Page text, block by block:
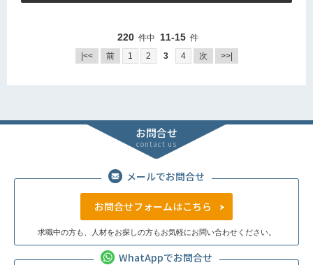
220 件中 11-15 件
|<<
前 1 2 3 4 次 >>|
お問合せ
contact us
メールでお問合せ
お問合せフォームはこちら
求職中の方も、人材をお探しの方もお気軽にお問い合わせください。
WhatAppでお問合せ